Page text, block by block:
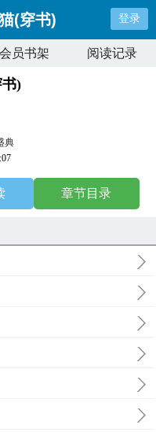
(穿书) 登录
会员书架 阅读记录
)
典
章节目录